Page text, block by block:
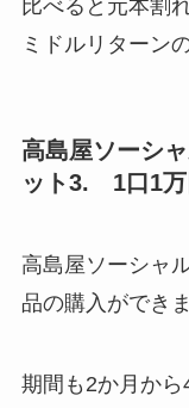
比べると元本割
ミドルリターン
高島屋ソーシ
ット3. 1口1万
高島屋ソーシャ
品の購入ができま
期間も2か月か